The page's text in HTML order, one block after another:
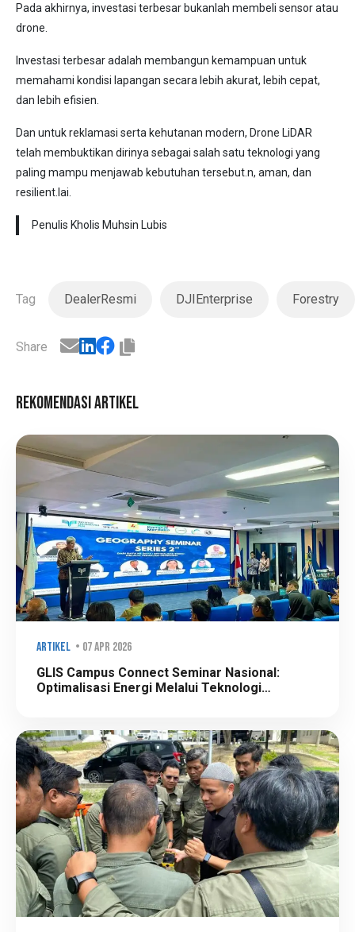
Pada akhirnya, investasi terbesar bukanlah membeli sensor atau
drone.
Investasi terbesar adalah membangun kemampuan untuk
memahami kondisi lapangan secara lebih akurat, lebih cepat,
dan lebih efisien.
Dan untuk reklamasi serta kehutanan modern, Drone LiDAR
telah membuktikan dirinya sebagai salah satu teknologi yang
paling mampu menjawab kebutuhan tersebut.n, aman, dan
resilient.lai.
Penulis Kholis Muhsin Lubis
Tag DealerResmi DJIEnterprise Forestry
Share
Rekomendasi Artikel
Artikel • 07 Apr 2026
GLIS Campus Connect Seminar Nasional:
Optimalisasi Energi Melalui Teknologi